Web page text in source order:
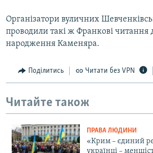
Організатори вуличних
проводили такі ж Франкові читання
народження Каменяра.
Поділитись Читати без VPN
Читайте також
ПРАВА ЛЮДИНИ
«Крим – єдиний
українці –